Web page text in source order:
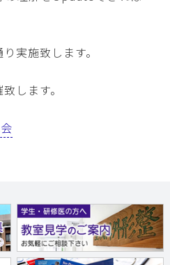
実施致します。
します。